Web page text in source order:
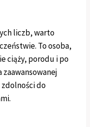
liczb, warto
To osoba,
ciąży, porodu i po
do